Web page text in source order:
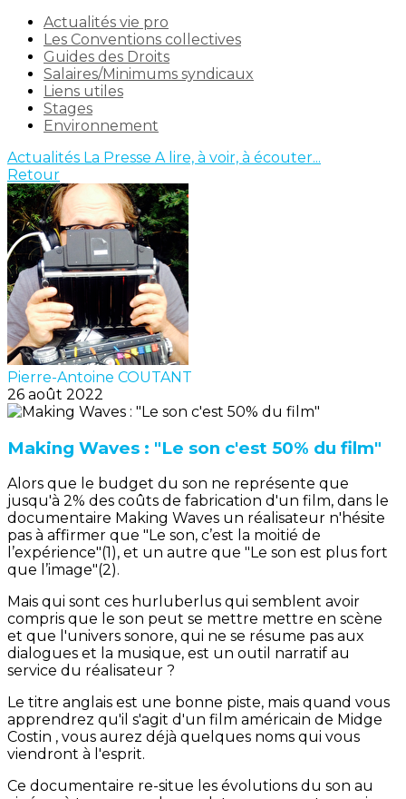
Actualités vie pro
Les Conventions collectives
Guides des Droits
Salaires/Minimums syndicaux
Liens utiles
Stages
Environnement
Actualités La Presse A lire, à voir, à écouter...
Retour
Pierre-Antoine COUTANT
26 août 2022
Making Waves : "Le son c'est 50% du film"
Alors que le budget du son ne représente que
jusqu'à 2% des coûts de fabrication d'un film, dans le
documentaire Making Waves un réalisateur n'hésite
pas à affirmer que "Le son, c’est la moitié de
l’expérience"(1), et un autre que "Le son est plus fort
que l’image"(2).
Mais qui sont ces hurluberlus qui semblent avoir
compris que le son peut se mettre mettre en scène
et que l'univers sonore, qui ne se résume pas aux
dialogues et la musique, est un outil narratif au
service du réalisateur ?
Le titre anglais est une bonne piste, mais quand vous
apprendrez qu'il s'agit d'un film américain de Midge
Costin , vous aurez déjà quelques noms qui vous
viendront à l'esprit.
Ce documentaire re-situe les évolutions du son au